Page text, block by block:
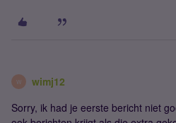
W wimj12
Sorry, ik had je eerste bericht niet